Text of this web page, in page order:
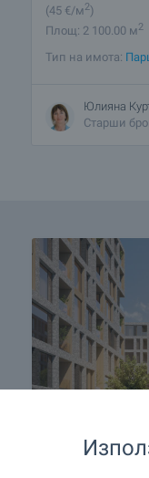
(45 €/м2)
Площ: 2 100.00 м2
Тип на имота:
Юлияна
Старши